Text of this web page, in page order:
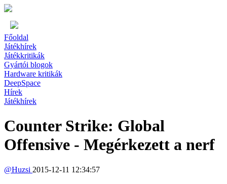
Főoldal
Játékhírek
Játékkritikák
Gyártói blogok
Hardware kritikák
DeepSpace
Hírek
Játékhírek
Counter Strike: Global
Offensive - Megérkezett a nerf
@Huzsi 2015-12-11 12:34:57